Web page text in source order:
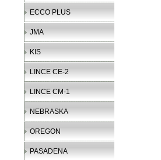
ECCO PLUS
JMA
KIS
LINCE CE-2
LINCE CM-1
NEBRASKA
OREGON
PASADENA